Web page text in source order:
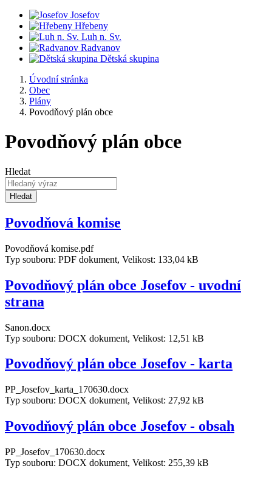
Josefov
Hřebeny
Luh n. Sv.
Radvanov
Dětská skupina
Úvodní stránka
Obec
Plány
Povodňový plán obce
Povodňový plán obce
Hledat
Hledat
Povodňová komise
Povodňová komise.pdf
Typ souboru: PDF dokument, Velikost: 133,04 kB
Povodňový plán obce Josefov - uvodní
strana
Sanon.docx
Typ souboru: DOCX dokument, Velikost: 12,51 kB
Povodňový plán obce Josefov - karta
PP_Josefov_karta_170630.docx
Typ souboru: DOCX dokument, Velikost: 27,92 kB
Povodňový plán obce Josefov - obsah
PP_Josefov_170630.docx
Typ souboru: DOCX dokument, Velikost: 255,39 kB